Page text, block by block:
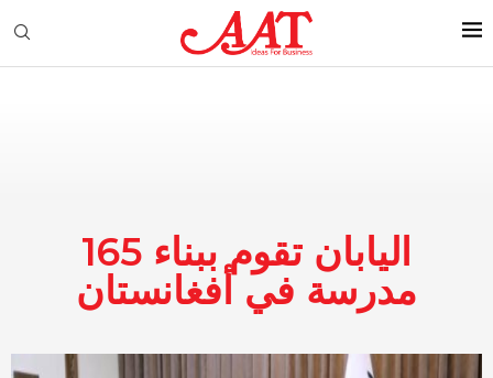
اليابان تقوم ببناء 165
مدرسة في أفغانستان